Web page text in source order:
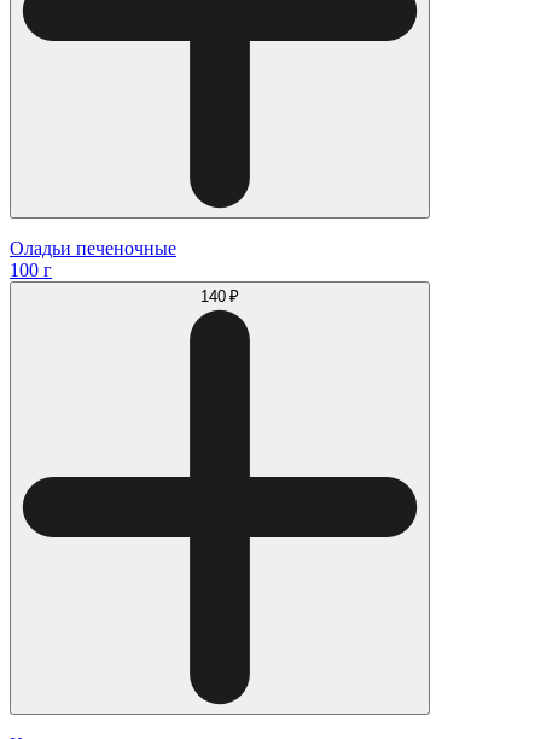
Оладьи печеночные
100 г
140 ₽